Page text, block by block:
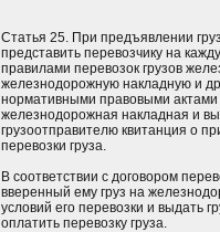
Статья 25. При предъявлении
представить перевозчику на
правилами перевозок грузов
железнодорожную накладную и
нормативными правовыми
железнодорожная накладная и
грузоотправителю квитанция о
перевозки груза.
В соответствии с договором
вверенный ему груз на
условий его перевозки и выдать
оплатить перевозку груза.